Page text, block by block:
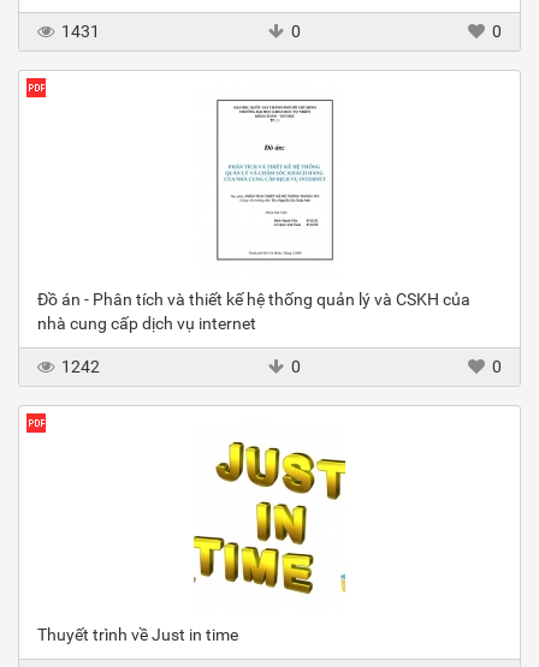
1431 0 0
Đồ án - Phân tích và thiết kế hệ thống quản lý và CSKH của
nhà cung cấp dịch vụ internet
1242 0 0
Thuyết trình về Just in time